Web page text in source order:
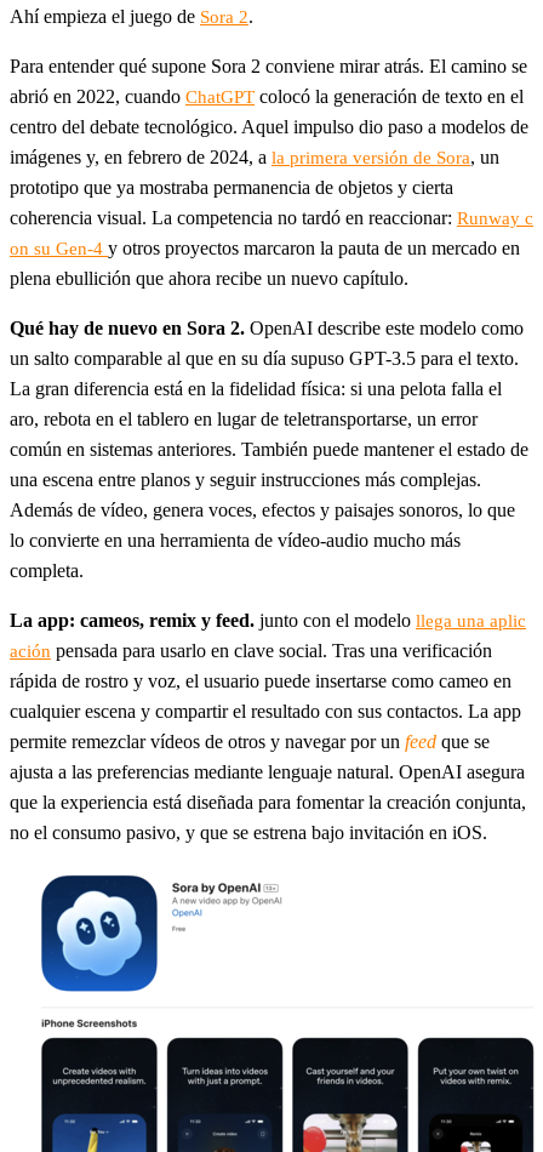
Ahí empieza el juego de Sora 2.
Para entender qué supone Sora 2 conviene mirar atrás. El camino se
abrió en 2022, cuando ChatGPT colocó la generación de texto en el
centro del debate tecnológico. Aquel impulso dio paso a modelos de
imágenes y, en febrero de 2024, a la primera versión de Sora, un
prototipo que ya mostraba permanencia de objetos y cierta
coherencia visual. La competencia no tardó en reaccionar: Runway c
on su Gen-4 y otros proyectos marcaron la pauta de un mercado en
plena ebullición que ahora recibe un nuevo capítulo.
Qué hay de nuevo en Sora 2. OpenAI describe este modelo como
un salto comparable al que en su día supuso GPT-3.5 para el texto.
La gran diferencia está en la fidelidad física: si una pelota falla el
aro, rebota en el tablero en lugar de teletransportarse, un error
común en sistemas anteriores. También puede mantener el estado de
una escena entre planos y seguir instrucciones más complejas.
Además de vídeo, genera voces, efectos y paisajes sonoros, lo que
lo convierte en una herramienta de vídeo-audio mucho más
completa.
La app: cameos, remix y feed. junto con el modelo llega una aplic
ación pensada para usarlo en clave social. Tras una verificación
rápida de rostro y voz, el usuario puede insertarse como cameo en
cualquier escena y compartir el resultado con sus contactos. La app
permite remezclar vídeos de otros y navegar por un feed que se
ajusta a las preferencias mediante lenguaje natural. OpenAI asegura
que la experiencia está diseñada para fomentar la creación conjunta,
no el consumo pasivo, y que se estrena bajo invitación en iOS.